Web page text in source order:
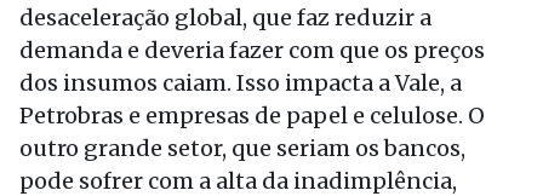
desaceleração global, que faz reduzir a
demanda e deveria fazer com que os preços
dos insumos caiam. Isso impacta a Vale, a
Petrobras e empresas de papel e celulose. O
outro grande setor, que seriam os bancos,
pode sofrer com a alta da inadimplência,